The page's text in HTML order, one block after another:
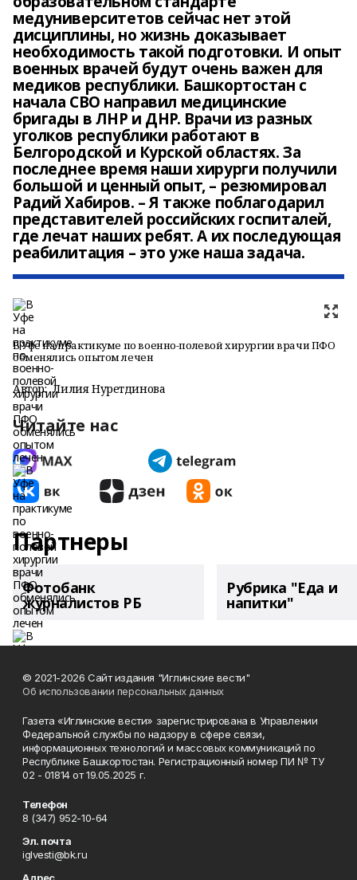
медуниверситетов сейчас нет этой
дисциплины, но жизнь доказывает
необходимость такой подготовки. И опыт
военных врачей будут очень важен для
медиков республики. Башкортостан с
начала СВО направил медицинские
бригады в ЛНР и ДНР. Врачи из разных
уголков республики работают в
Белгородской и Курской областях. За
последнее время наши хирурги получили
большой и ценный опыт, – резюмировал
Радий Хабиров. – Я также поблагодарил
представителей российских госпиталей,
где лечат наших ребят. А их последующая
реабилитация – это уже наша задача.
В Уфе на практикуме по военно-полевой хирургии врачи ПФО
обменялись опытом лечен
Автор: Лилия Нуретдинова
Читайте нас
Партнеры
Фотобанк
журналистов РБ
Рубрика "Еда и
напитки"
© 2021-2026 Сайт издания "Иглинские вести"
Об использовании персональных данных
Газета «Иглинские вести» зарегистрирована в Управлении
Федеральной службы по надзору в сфере связи,
информационных технологий и массовых коммуникаций по
Республике Башкортостан. Регистрационный номер ПИ № ТУ
02 - 01814 от 19.05.2025 г.
Телефон
8 (347) 952-10-64
Эл. почта
iglvesti@bk.ru